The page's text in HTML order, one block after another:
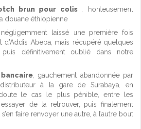
brun pour colis : honteusement
douane éthiopienne
négligemment laissé une première fois
d’Addis Abeba, mais récupéré quelques
définitivement oublié dans notre
, gauchement abandonnée par
à la gare de Surabaya, en
doute le cas le plus pénible, entre les
de la retrouver, puis finalement
faire renvoyer une autre, à l’autre bout